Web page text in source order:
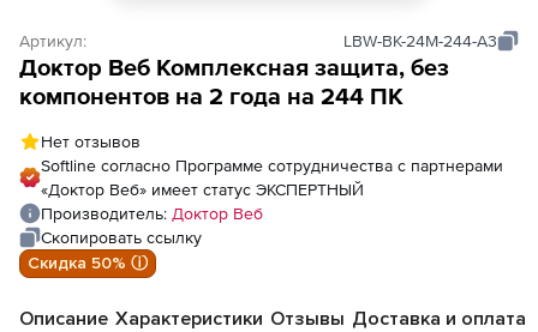
Артикул: LBW-BK-24M-244-A3
Доктор Веб Комплексная защита, без
компонентов на 2 года на 244 ПК
Нет отзывов
Softline согласно Программе сотрудничества с партнерами
«Доктор Веб» имеет статус ЭКСПЕРТНЫЙ
Производитель: Доктор Веб
Скопировать ссылку
Скидка 50% ⓘ
Описание Характеристики Отзывы Доставка и оплата